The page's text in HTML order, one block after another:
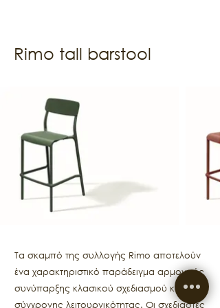
Rimo tall barstool
Τα σκαμπό της συλλογής Rimo αποτελούν
ένα χαρακτηριστικό παράδειγμα αρμονικής
συνύπαρξης κλασικού σχεδιασμού και
σύγχρονης λειτουργικότητας. Οι σχεδιαστές